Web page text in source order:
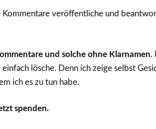
Kommentare veröffentliche und
und solche ohne Klarnamen.
lösche. Denn ich zeige selbst
ich es zu tun habe.
spenden.